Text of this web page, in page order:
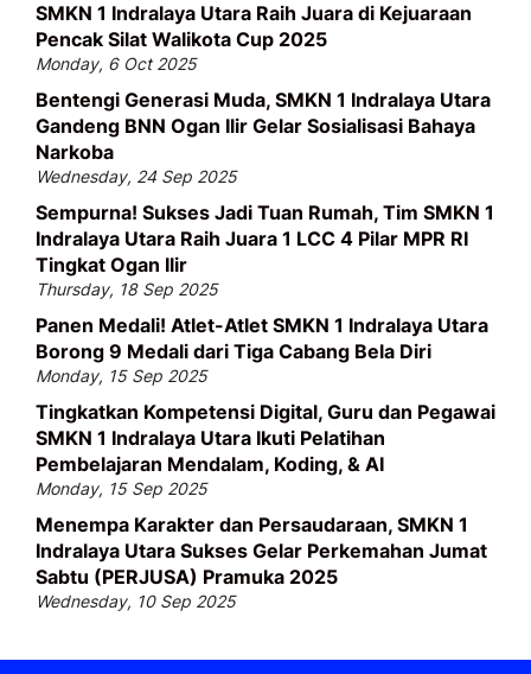
SMKN 1 Indralaya Utara Raih Juara di Kejuaraan
Pencak Silat Walikota Cup 2025
Monday, 6 Oct 2025
Bentengi Generasi Muda, SMKN 1 Indralaya Utara
Gandeng BNN Ogan Ilir Gelar Sosialisasi Bahaya
Narkoba
Wednesday, 24 Sep 2025
Sempurna! Sukses Jadi Tuan Rumah, Tim SMKN 1
Indralaya Utara Raih Juara 1 LCC 4 Pilar MPR RI
Tingkat Ogan Ilir
Thursday, 18 Sep 2025
Panen Medali! Atlet-Atlet SMKN 1 Indralaya Utara
Borong 9 Medali dari Tiga Cabang Bela Diri
Monday, 15 Sep 2025
Tingkatkan Kompetensi Digital, Guru dan Pegawai
SMKN 1 Indralaya Utara Ikuti Pelatihan
Pembelajaran Mendalam, Koding, & AI
Monday, 15 Sep 2025
Menempa Karakter dan Persaudaraan, SMKN 1
Indralaya Utara Sukses Gelar Perkemahan Jumat
Sabtu (PERJUSA) Pramuka 2025
Wednesday, 10 Sep 2025